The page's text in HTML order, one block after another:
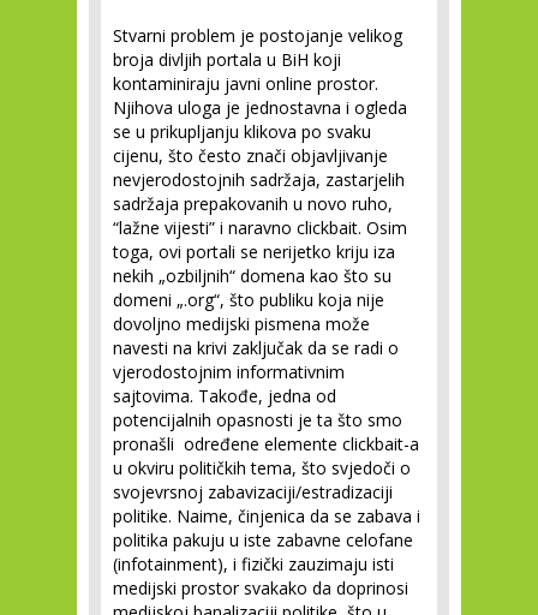
Stvarni problem je postojanje velikog
broja divljih portala u BiH koji
kontaminiraju javni online prostor.
Njihova uloga je jednostavna i ogleda
se u prikupljanju klikova po svaku
cijenu, što često znači objavljivanje
nevjerodostojnih sadržaja, zastarjelih
sadržaja prepakovanih u novo ruho,
“lažne vijesti” i naravno clickbait. Osim
toga, ovi portali se nerijetko kriju iza
nekih „ozbiljnih“ domena kao što su
domeni „.org“, što publiku koja nije
dovoljno medijski pismena može
navesti na krivi zaključak da se radi o
vjerodostojnim informativnim
sajtovima. Takođe, jedna od
potencijalnih opasnosti je ta što smo
pronašli određene elemente clickbait-a
u okviru političkih tema, što svjedoči o
svojevrsnoj zabavizaciji/estradizaciji
politike. Naime, činjenica da se zabava i
politika pakuju u iste zabavne celofane
(infotainment), i fizički zauzimaju isti
medijski prostor svakako da doprinosi